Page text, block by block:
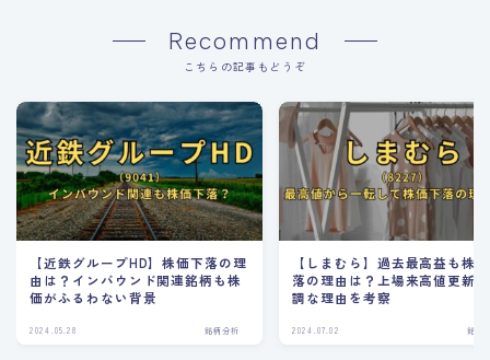
Recommend
こちらの記事もどうぞ
【近鉄グループHD】株価下落の理
由は？インバウンド関連銘柄も株
価がふるわない背景
2024.05.28 銘柄分析
【しまむら】過去最高益も株
落の理由は？上場来高値更新
調な理由を考察
2024.07.02 銘柄